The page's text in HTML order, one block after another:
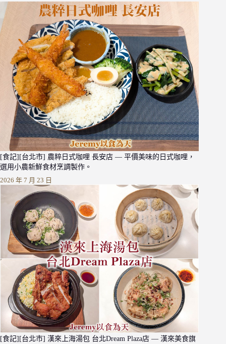
[食記][台北市] 農粹日式咖哩 長安店 — 平價美味的日式咖哩，
選用小農新鮮食材烹調製作。
2026 年 7 月 23 日
[食記][台北市] 漢來上海湯包 台北Dream Plaza店 — 漢來美食旗